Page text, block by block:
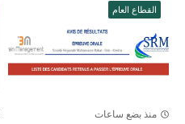
القطاع العام
منذ بضع ساعات